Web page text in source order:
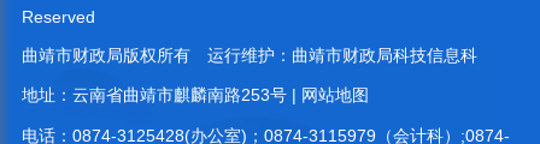
Reserved
曲靖市财政局版权所有运行维护： 曲靖市财政局科技信息科
地址：云南省曲靖市麒麟南路253号 | 网站地图
电话：0874-3125428(办公室)；0874-3115979（会计科）;0874-